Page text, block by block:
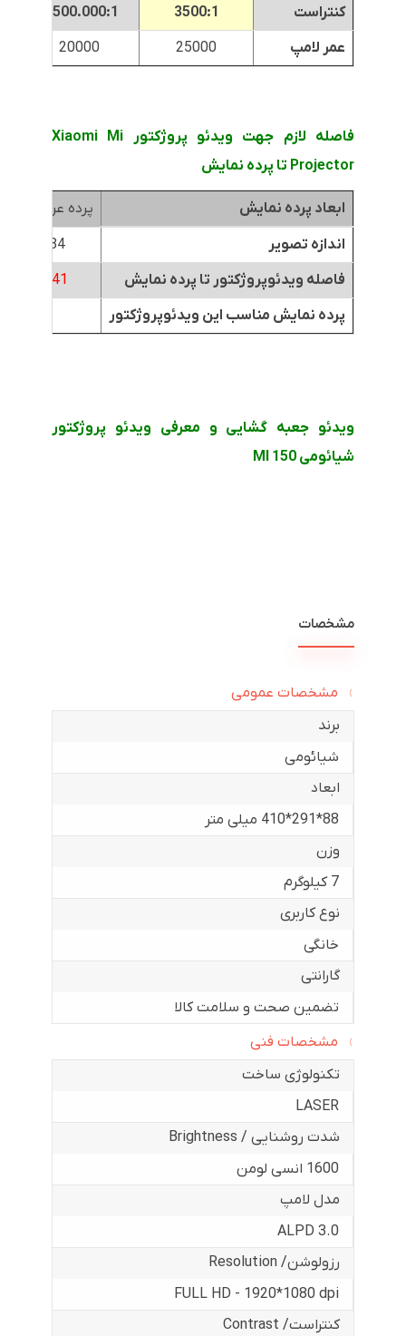
کنتراست
3500:1
2.500.000:1
عمر لامپ
25000
20000
فاصله لازم جهت ویدئو پروژکتور Xiaomi Mi
Projector تا پرده نمایش
ابعاد پرده نمایش
پرده عرض 1.8متر
اندازه تصویر
84 اینچ
فاصله ویدئوپروژکتور تا پرده نمایش
0.41 متر
پرده نمایش مناسب این ویدئوپروژکتور
ویدئو جعبه گشایی و معرفی ویدئو پروژکتور
شیائومی MI 150
مشخصات
مشخصات عمومی
برند
شیائومی
ابعاد
88*291*410 میلی متر
وزن
7 کیلوگرم
نوع کاربری
خانگی
گارانتی
تضمین صحت و سلامت کالا
مشخصات فنی
تکنولوژی ساخت
LASER
شدت روشنایی / Brightness
1600 انسی لومن
مدل لامپ
ALPD 3.0
رزولوشن/ Resolution
FULL HD - 1920*1080 dpi
کنتراست/ Contrast